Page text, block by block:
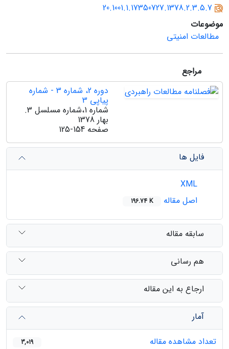
20.1001.1.17350727.1378.2.3.5.7
موضوعات
مطالعات امنیتی
مراجع
دوره 2، شماره 3 - شماره
پیاپی 3
شماره 1،شماره مسلسل 3.
بهار 1378
صفحه 125-154
فایل ها
اصل مقاله
196.74 K
سابقه مقاله
هم رسانی
ارجاع به این مقاله
آمار
تعداد مشاهده مقاله
3,019